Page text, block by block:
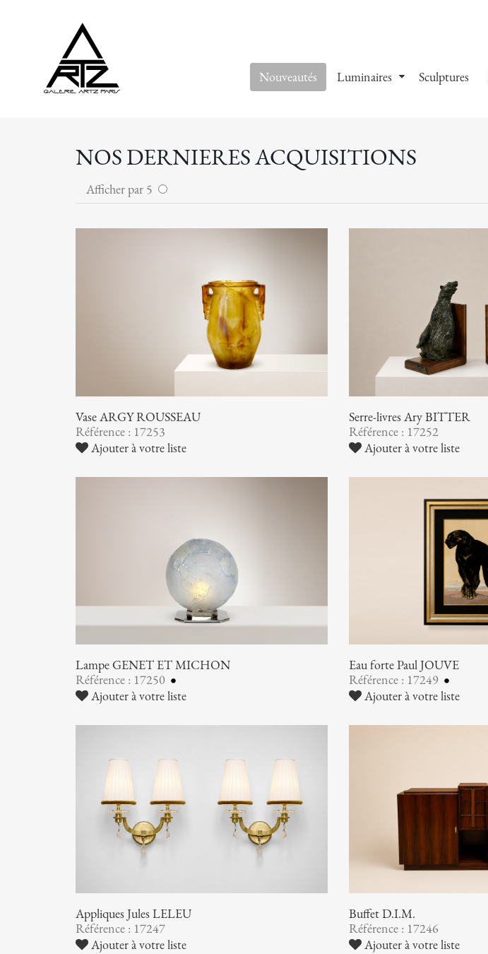
Nouveautés Luminaires Sculptures
NOS DERNIERES ACQUISITIONS
Afficher par 5
Vase ARGY ROUSSEAU
Référence : 17253
Ajouter à votre liste
Serre-livres Ary BITTER
Référence : 17252
Ajouter à votre liste
Lampe GENET ET MICHON
Référence : 17250
Ajouter à votre liste
Eau forte Paul JOUVE
Référence : 17249
Ajouter à votre liste
Appliques Jules LELEU
Référence : 17247
Ajouter à votre liste
Buffet D.I.M.
Référence : 17246
Ajouter à votre liste